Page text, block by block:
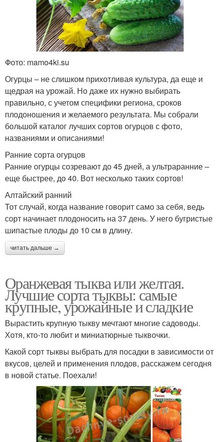
Фото: mamo4ki.su
Огурцы – не слишком прихотливая культура, да еще и
щедрая на урожай. Но даже их нужно выбирать
правильно, с учетом специфики региона, сроков
плодоношения и желаемого результата. Мы собрали
большой каталог лучших сортов огурцов с фото,
названиями и описаниями!
Ранние сорта огурцов
Ранние огурцы созревают до 45 дней, а ультраранние –
еще быстрее, до 40. Вот несколько таких сортов!
Алтайский ранний
Тот случай, когда название говорит само за себя, ведь
сорт начинает плодоносить на 37 день. У него бугристые
шипастые плоды до 10 см в длину.
читать дальше →
Оранжевая тыква или желтая.
Лучшие сорта тыквы: самые
крупные, урожайные и сладкие
Вырастить крупную тыкву мечтают многие садоводы.
Хотя, кто-то любит и миниатюрные тыквочки.
Какой сорт тыквы выбрать для посадки в зависимости от
вкусов, целей и применения плодов, расскажем сегодня
в новой статье. Поехали!